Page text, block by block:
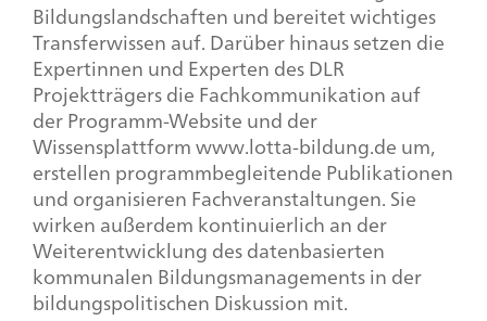
Bildungslandschaften und bereitet wichtiges
Transferwissen auf. Darüber hinaus setzen die
Expertinnen und Experten des DLR
Projektträgers die Fachkommunikation auf
der Programm-Website und der
Wissensplattform www.lotta-bildung.de um,
erstellen programmbegleitende Publikationen
und organisieren Fachveranstaltungen. Sie
wirken außerdem kontinuierlich an der
Weiterentwicklung des datenbasierten
kommunalen Bildungsmanagements in der
bildungspolitischen Diskussion mit.